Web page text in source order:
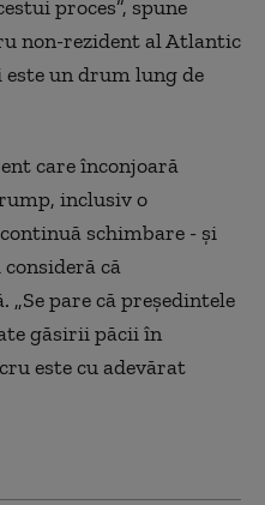
proces”, spune
non-rezident al Atlantic
un drum lung de
care înconjoară
inclusiv o
schimbare - și
că
pare că președintele
găsirii păcii în
este cu adevărat